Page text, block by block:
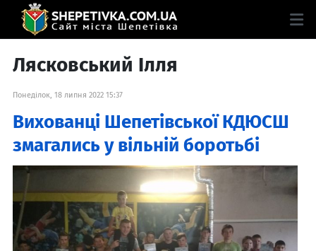
Лясковський Ілля
Понеділок, 18 липня 2022 15:37
Вихованці Шепетівської КДЮСШ
змагались у вільній боротьбі